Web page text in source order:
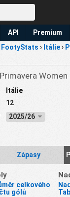
API Premium
› Itálie›
Women
Itálie
12
2025/26
Zápasy
celkového
gólů